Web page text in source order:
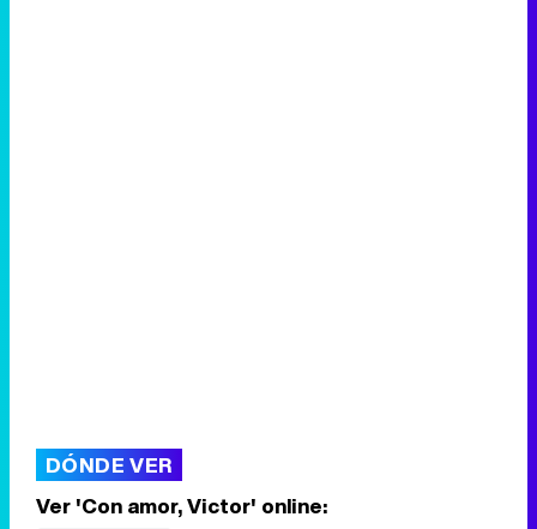
DÓNDE VER
Ver 'Con amor, Victor' online: